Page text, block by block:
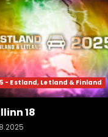
- Estland, Letland & Finland
18